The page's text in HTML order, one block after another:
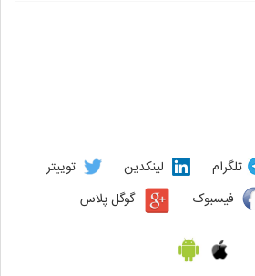
تلگرام لینکدین
توییتر
فیسبوک گوگل پلاس